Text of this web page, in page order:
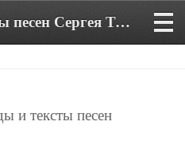
Аккорды и тексты песен Сергея Труханова
и тексты песен